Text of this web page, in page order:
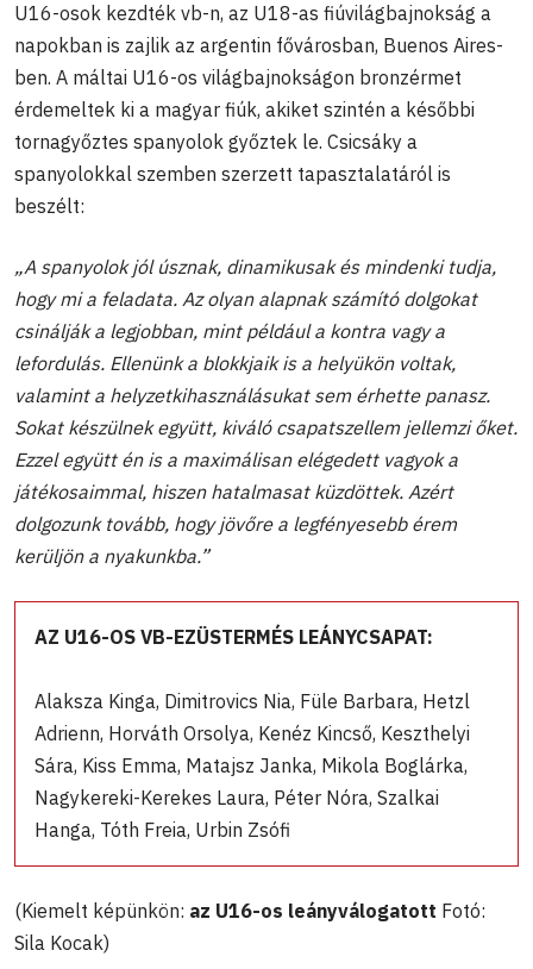
U16-osok kezdték vb-n, az U18-as fiúvilágbajnokság a
napokban is zajlik az argentin fővárosban, Buenos Aires-
ben. A máltai U16-os világbajnokságon bronzérmet
érdemeltek ki a magyar fiúk, akiket szintén a későbbi
tornagyőztes spanyolok győztek le. Csicsáky a
spanyolokkal szemben szerzett tapasztalatáról is
beszélt:
„A spanyolok jól úsznak, dinamikusak és mindenki tudja,
hogy mi a feladata. Az olyan alapnak számító dolgokat
csinálják a legjobban, mint például a kontra vagy a
lefordulás. Ellenünk a blokkjaik is a helyükön voltak,
valamint a helyzetkihasználásukat sem érhette panasz.
Sokat készülnek együtt, kiváló csapatszellem jellemzi őket.
Ezzel együtt én is a maximálisan elégedett vagyok a
játékosaimmal, hiszen hatalmasat küzdöttek. Azért
dolgozunk tovább, hogy jövőre a legfényesebb érem
kerüljön a nyakunkba.”
AZ U16-OS VB-EZÜSTERMÉS LEÁNYCSAPAT:
Alaksza Kinga, Dimitrovics Nia, Füle Barbara, Hetzl
Adrienn, Horváth Orsolya, Kenéz Kincső, Keszthelyi
Sára, Kiss Emma, Matajsz Janka, Mikola Boglárka,
Nagykereki-Kerekes Laura, Péter Nóra, Szalkai
Hanga, Tóth Freia, Urbin Zsófi
(Kiemelt képünkön: az U16-os leányválogatott Fotó:
Sila Kocak)